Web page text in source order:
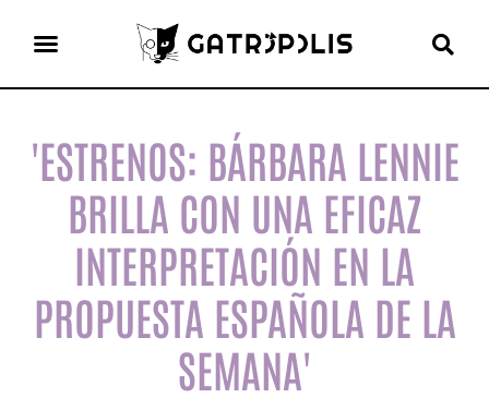
'ESTRENOS: BÁRBARA LENNIE
BRILLA CON UNA EFICAZ
INTERPRETACIÓN EN LA
PROPUESTA ESPAÑOLA DE LA
SEMANA'